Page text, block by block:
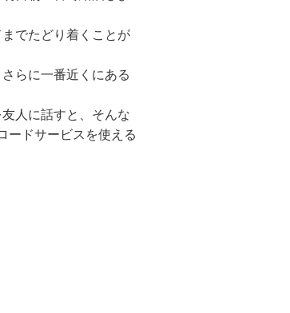
でたどり着くことが
らに一番近くにある
人に話すと、そんな
ードサービスを使える